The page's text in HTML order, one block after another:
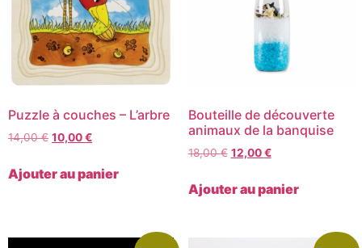
Puzzle à couches – L’arbre
14,00€ 10,00€
Ajouter au panier
Bouteille de découverte
animaux de la banquise
18,00€ 12,00€
Ajouter au panier